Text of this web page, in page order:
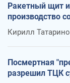
Ракетный щит
производство
Кирилл
Посмертная
разрешил ТЦК